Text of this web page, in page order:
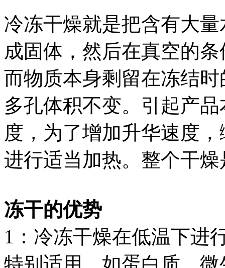
冷冻干燥就是把含有大
成固体，然后在真空的
而物质本身剩留在冻结
多孔体积不变。引起产
度，为了增加升华速度
进行适当加热。整个干
冻干的优势
1：冷冻干燥在低温下进
特别适用。如蛋白质、